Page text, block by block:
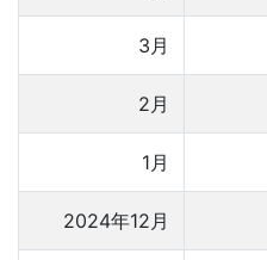
3月
2月
1月
2024年12月